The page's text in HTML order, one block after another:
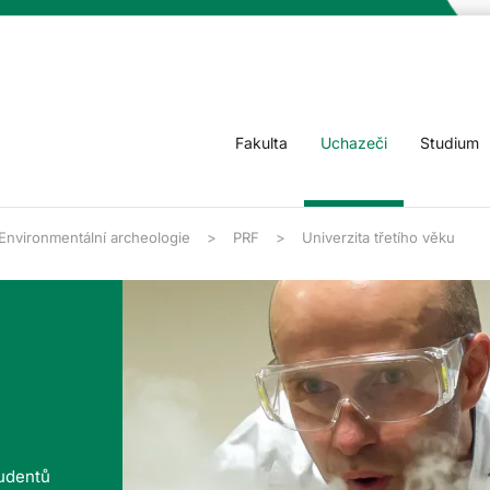
Fakulta Uchazeči Studium
Environmentální archeologie PRF Univerzita třetího věku